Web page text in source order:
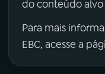
do conteúdo alvo
Para mais
EBC, acesse a